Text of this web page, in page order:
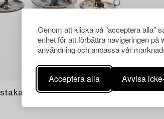
Genom att klicka på "acceptera alla"
enhet för att förbättra navigeringen
användning och anpassa vår
Acceptera alla Avvisa
Nattljusstakar 3 st nysilver 1900-talets första hälft.